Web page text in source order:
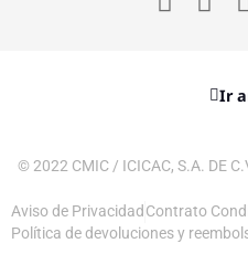
Ir
© 2022 CMIC / ICICAC, S.A. DE
Aviso de Privacidad Contrato
Política de devoluciones y